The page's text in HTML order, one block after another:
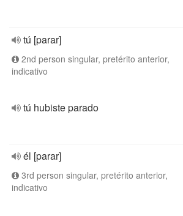
tú [parar]
2nd person singular, pretérito anterior,
indicativo
tú hubiste parado
él [parar]
3rd person singular, pretérito anterior,
indicativo